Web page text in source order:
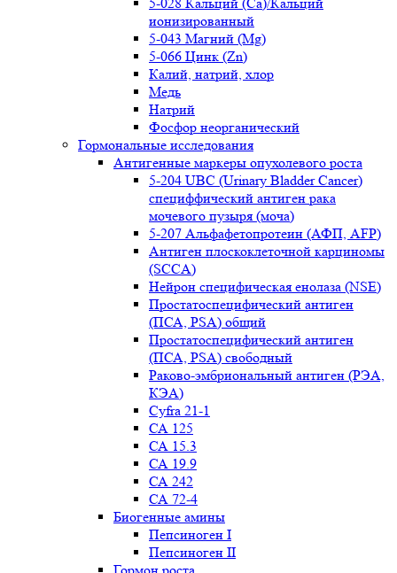
ионизированный
5-043 Магний (Mg)
5-066 Цинк (Zn)
Калий, натрий, хлор
Медь
Натрий
Фосфор неорганический
Гормональные исследования
Антигенные маркеры опухолевого роста
5-204 UBC (Urinary Bladder Cancer)
специффический антиген рака
мочевого пузыря (моча)
5-207 Альфафетопротеин (АФП, AFP)
Антиген плоскоклеточной карциномы
(SCCA)
Нейрон специфическая енолаза (NSE)
Простатоспецифический антиген
(ПСА, PSA) общий
Простатоспецифический антиген
(ПСА, PSA) свободный
Раково-эмбриональный антиген (РЭА,
КЭА)
Сyfra 21-1
СА 125
СА 15.3
СА 19.9
СА 242
СА 72-4
Биогенные амины
Пепсиноген I
Пепсиноген II